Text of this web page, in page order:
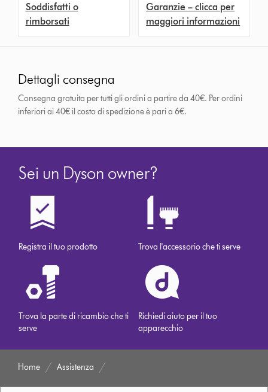
Soddisfatti o
rimborsati
Garanzie – clicca per
maggiori informazioni
Dettagli consegna
Consegna gratuita per tutti gli ordini a partire da 40€. Per ordini
inferiori ai 40€ il costo di spedizione è pari a 6€.
Sei un Dyson owner?
Registra il tuo prodotto Trova l'accessorio che ti serve
Trova la parte di ricambio che ti
serve
Richiedi aiuto per il tuo
apparecchio
Home Assistenza